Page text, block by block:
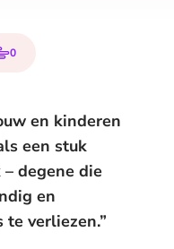
0
stemmen
en kinderen
een stuk
degene die
en
verliezen.”